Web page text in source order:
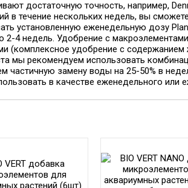
достаточную точность, например,
в течение нескольких недель, вы
установленную еженедельную дозу
2-4 недель. Удобрение с
(комплексное удобрение с
мы рекомендуем использовать
замену воды на 25-50% в
в качестве еженедельного или